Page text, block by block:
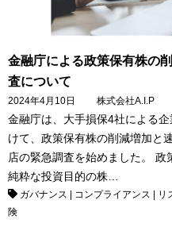
金融庁による政策保有株の
査について
2024年4月10日 株式会社A.I.P
金融庁は、大手損保4社による
けて、政策保有株の削減増加と
店の緊急調査を始めました。 政
純粋な投資目的の株…
ガバナンス | コンプライアンス | リ
険